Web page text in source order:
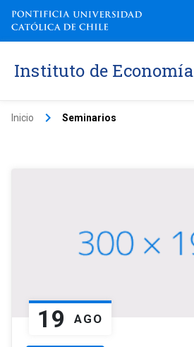
Instituto de Economía
Inicio keyboard_arrow_right Seminarios
19 AGO